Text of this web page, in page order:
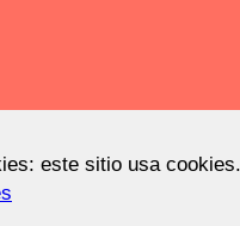
este sitio usa